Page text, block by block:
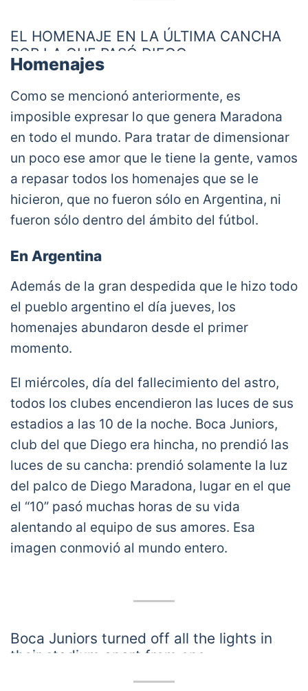
autopista colmado. La mano contraria
totalmente detenida. Todo para despedir
a Diego por un microsegundo.
No se puede creer que haya llegado este
día.pic.twitter.com/sPk0bo2WfM
— Diario Olé (@DiarioOle) November 26, 2020
EL HOMENAJE EN LA ÚLTIMA CANCHA
POR LA QUE PASÓ DIEGO.
9 cuadras antes de la llegada de la
caravana al Cementerio de Bella Vista, el
compositor Yuyo Gonzalo le hizo junto a la
gente presente este homenaje a
Maradona.
IMPRESIONANTE.
? IG/ yuyogonzalo
pic.twitter.com/POiRyNHue6
— TyC Sports (@TyCSports)November 27,
2020
Homenajes
Como se mencionó anteriormente, es
imposible expresar lo que genera Maradona
en todo el mundo. Para tratar de dimensionar
un poco ese amor que le tiene la gente, vamos
a repasar todos los homenajes que se le
hicieron, que no fueron sólo en Argentina, ni
fueron sólo dentro del ámbito del fútbol.
En Argentina
Además de la gran despedida que le hizo todo
el pueblo argentino el día jueves, los
homenajes abundaron desde el primer
momento.
El miércoles, día del fallecimiento del astro,
todos los clubes encendieron las luces de sus
estadios a las 10 de la noche. Boca Juniors,
club del que Diego era hincha, no prendió las
luces de su cancha: prendió solamente la luz
del palco de Diego Maradona, lugar en el que
el “10” pasó muchas horas de su vida
alentando al equipo de sus amores. Esa
imagen conmovió al mundo entero.
Boca Juniors turned off all the lights in
their stadium apart from one.